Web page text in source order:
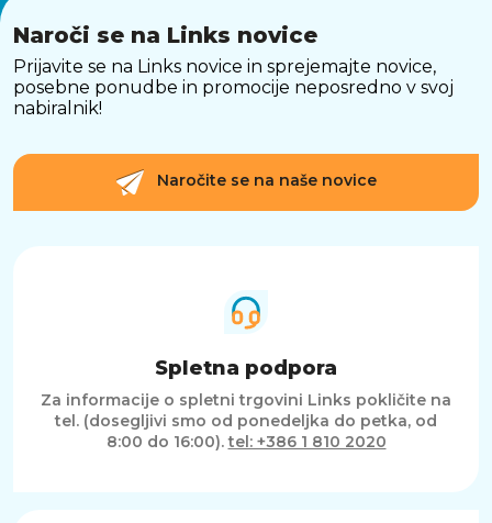
Naroči se na Links novice
Prijavite se na Links novice in sprejemajte novice,
posebne ponudbe in promocije neposredno v svoj
nabiralnik!
Naročite se na naše novice
Spletna podpora
Za informacije o spletni trgovini Links pokličite na
tel. (dosegljivi smo od ponedeljka do petka, od
8:00 do 16:00).tel: +386 1 810 2020